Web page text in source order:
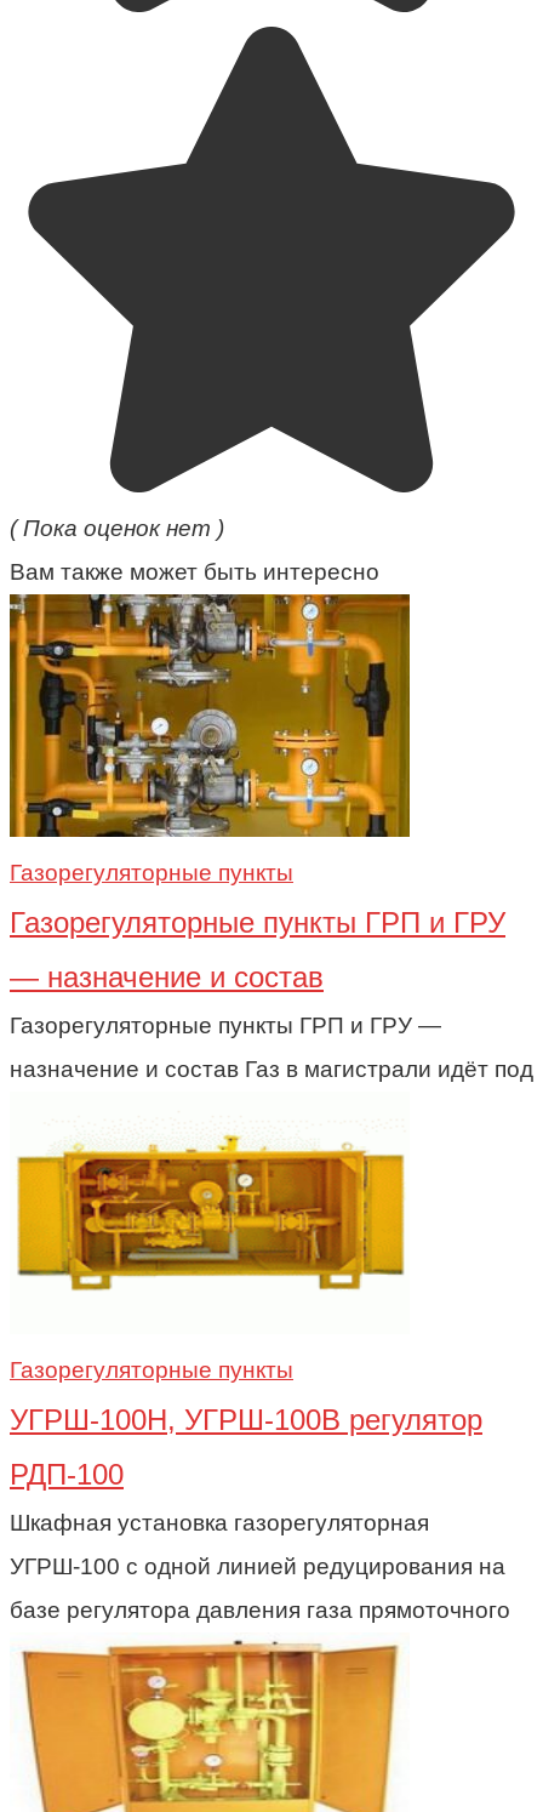
( Пока оценок нет )
Вам также может быть интересно
Газорегуляторные пункты
Газорегуляторные пункты ГРП и ГРУ
— назначение и состав
Газорегуляторные пункты ГРП и ГРУ —
назначение и состав Газ в магистрали идёт под
Газорегуляторные пункты
УГРШ-100Н, УГРШ-100В регулятор
РДП-100
Шкафная установка газорегуляторная
УГРШ-100 с одной линией редуцирования на
базе регулятора давления газа прямоточного